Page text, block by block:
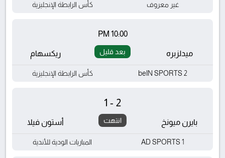
غير معروف كأس الرابطة الإنجليزية
ميدلزبره
10:00 PM
بعد قليل ريكسهام
beIN SPORTS 2 كأس الرابطة الإنجليزية
بايرن ميونخ
1-2
انتهت أستون فيلا
AD SPORTS 1 المباريات الودية للأندية